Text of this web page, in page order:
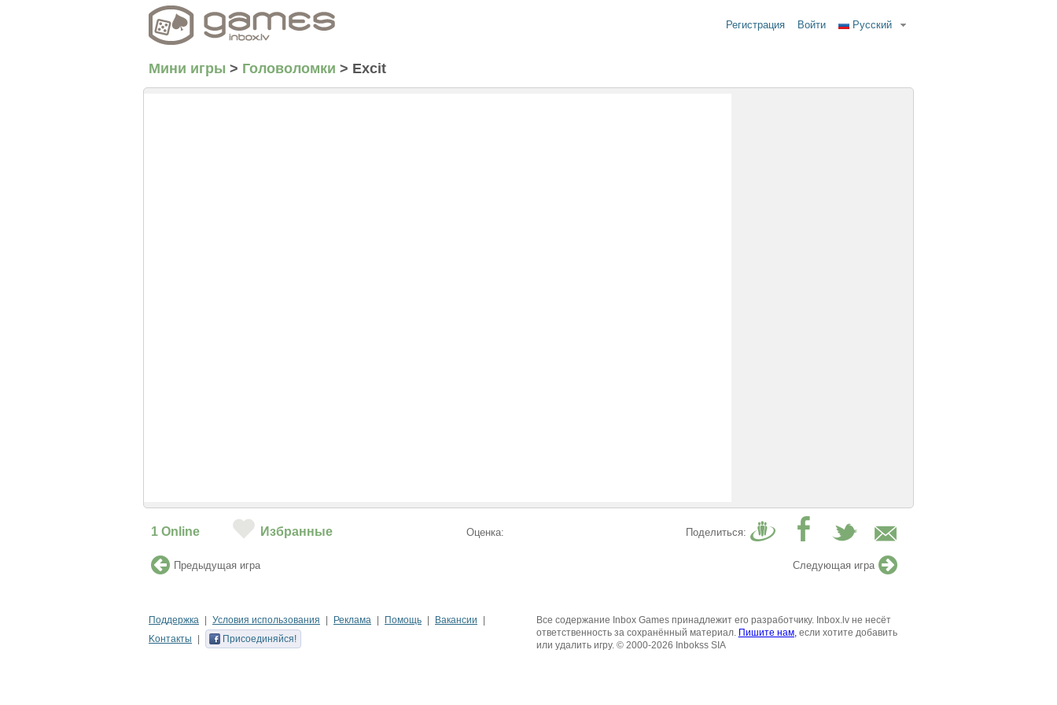
Регистрация Войти Русский
Мини игры > Головоломки > Excit
1 Online Избранные Оценка: Поделиться:
Предыдущая игра Следующая игра
Поддержка Условия использования Реклама Помощь
Вакансии
Kонтакты
Присоединяйся!
Все содержание Inbox Games принадлежит его разработчику. Inbox.lv не несёт
ответственность за сохранённый материал. Пишите нам,если хотите добавить
или удалить игру. © 2000-2026 Inbokss SIA